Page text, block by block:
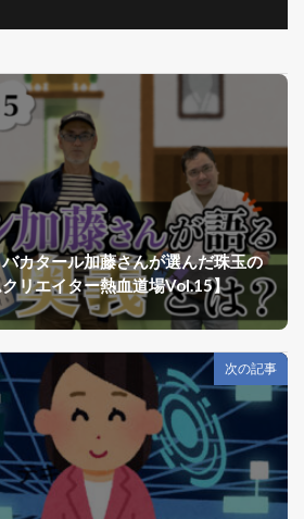
カタール加藤さんが選んだ珠玉の
リエイター熱血道場Vol.15】
次の記事